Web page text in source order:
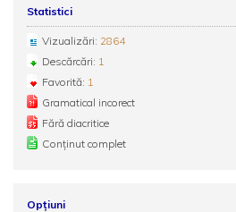
Statistici
Vizualizări: 2864
Descărcări: 1
Favorită: 1
Gramatical incorect
Fără diacritice
Conținut complet
Opțiuni